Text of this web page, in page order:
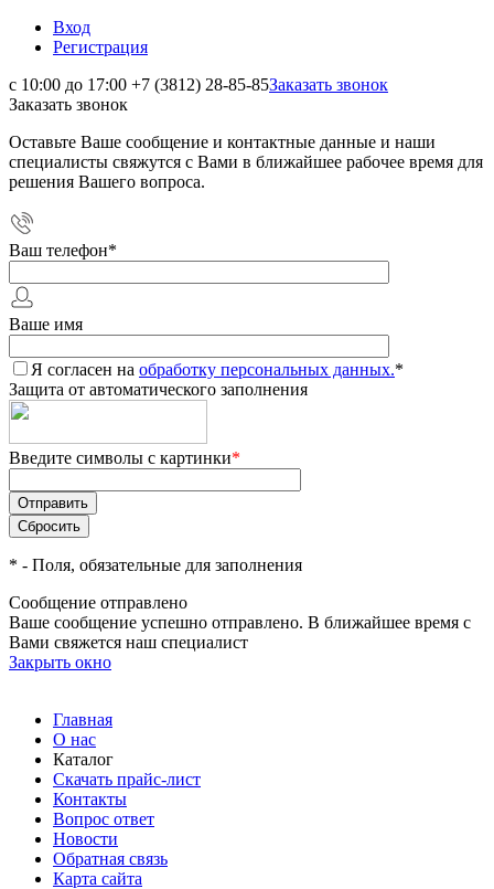
Вход
Регистрация
с 10:00 до 17:00 +7 (3812) 28-85-85Заказать звонок
Заказать звонок
Оставьте Ваше сообщение и контактные данные и наши
специалисты свяжутся с Вами в ближайшее рабочее время для
решения Вашего вопроса.
Ваш телефон*
Ваше имя
Я согласен на обработку персональных данных.*
Защита от автоматического заполнения
Введите символы с картинки*
* - Поля, обязательные для заполнения
Сообщение отправлено
Ваше сообщение успешно отправлено. В ближайшее время с
Вами свяжется наш специалист
Закрыть окно
Главная
О нас
Каталог
Скачать прайс-лист
Контакты
Вопрос ответ
Новости
Обратная связь
Карта сайта